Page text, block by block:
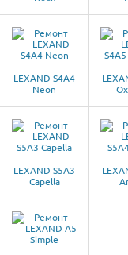
LEXAND S4A4
Neon
LEXAND S5A3
Capella